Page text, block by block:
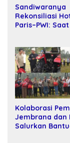
Sandiwaranya
Rekonsiliasi
Paris–PWI:
Kolaborasi
Jembrana dan
Salurkan